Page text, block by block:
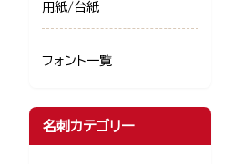
用紙/台紙
フォント一覧
名刺カテゴリー